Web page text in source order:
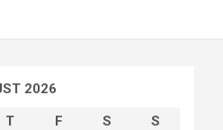
2026
T F S
S